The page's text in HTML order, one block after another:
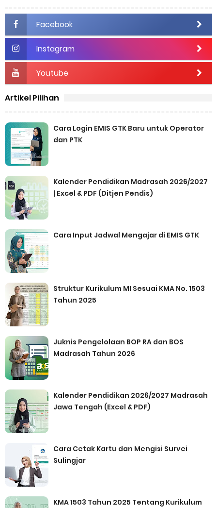
Facebook
Instagram
Youtube
Artikel Pilihan
Cara Login EMIS GTK Baru untuk Operator
dan PTK
Kalender Pendidikan Madrasah 2026/2027
| Excel & PDF (Ditjen Pendis)
Cara Input Jadwal Mengajar di EMIS GTK
Struktur Kurikulum MI Sesuai KMA No. 1503
Tahun 2025
Juknis Pengelolaan BOP RA dan BOS
Madrasah Tahun 2026
Kalender Pendidikan 2026/2027 Madrasah
Jawa Tengah (Excel & PDF)
Cara Cetak Kartu dan Mengisi Survei
Sulingjar
KMA 1503 Tahun 2025 Tentang Kurikulum